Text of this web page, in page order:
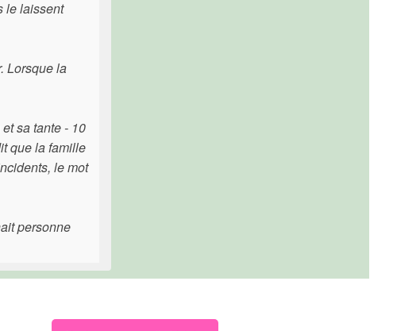
le laissent
Lorsque la
sa tante - 10
que la famille
le mot
personne